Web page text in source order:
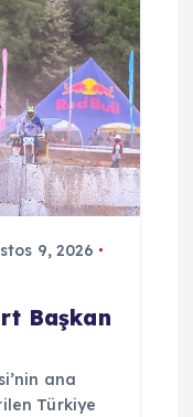
9, 2026
Başkan
ana
Türkiye